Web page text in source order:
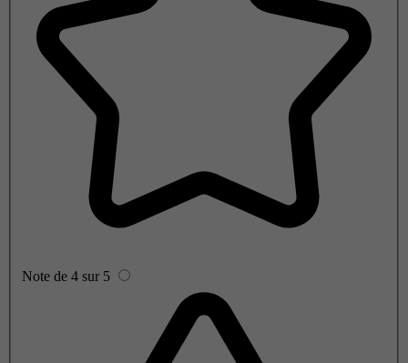
Note de 4 sur 5